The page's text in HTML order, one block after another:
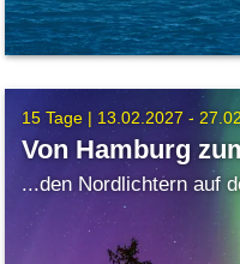
15 Tage | 13.02.2027 -
Von Hamburg
...den Nordlichtern auf